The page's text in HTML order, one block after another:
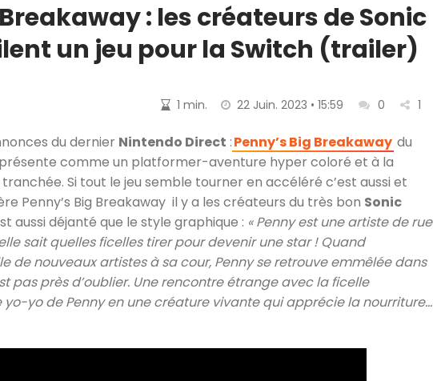
: les créateurs de Sonic
un jeu pour la Switch (trailer)
1 min. 22 Juin. 2023 • 15:59 0 1
du dernier Nintendo Direct :Penny’s Big Breakaway du
comme un platformer-aventure hyper coloré et à la
Si tout le jeu semble tourner en accéléré c’est aussi et
Penny’s Big Breakaway il y a les créateurs du très bon Sonic
aussi déjanté que le style graphique : « Penny est une artiste de rue
sait quelles ficelles tirer pour devenir une star ! Quand
de nouveaux artistes à sa cour, Penny se retrouve emmêlée dans
pas près d’oublier. Une rencontre étrange avec la ficelle
yo de Penny en une créature vivante qui apprécie la nourriture…